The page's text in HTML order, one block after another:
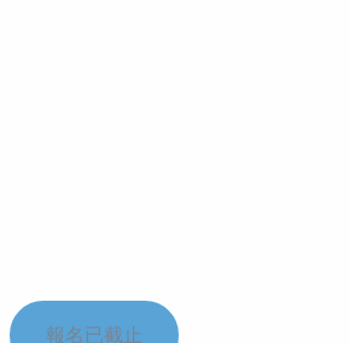
報名已截止